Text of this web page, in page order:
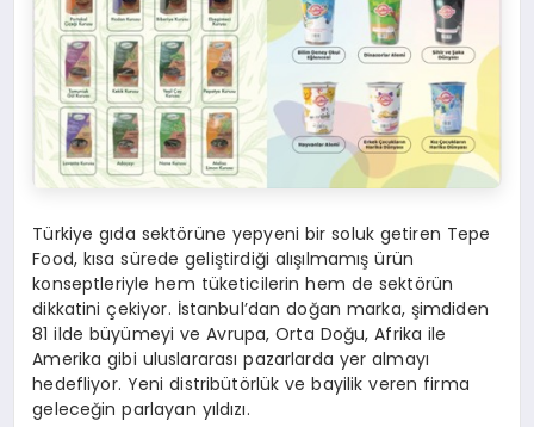
Türkiye gıda sektörüne yepyeni bir soluk getiren Tepe
Food, kısa sürede geliştirdiği alışılmamış ürün
konseptleriyle hem tüketicilerin hem de sektörün
dikkatini çekiyor. İstanbul’dan doğan marka, şimdiden
81 ilde büyümeyi ve Avrupa, Orta Doğu, Afrika ile
Amerika gibi uluslararası pazarlarda yer almayı
hedefliyor. Yeni distribütörlük ve bayilik veren firma
geleceğin parlayan yıldızı.